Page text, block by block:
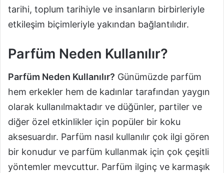
tarihi, toplum tarihiyle ve insanların birbirleriyle
etkileşim biçimleriyle yakından bağlantılıdır.
Parfüm Neden Kullanılır?
Parfüm Neden Kullanılır? Günümüzde parfüm
hem erkekler hem de kadınlar tarafından yaygın
olarak kullanılmaktadır ve düğünler, partiler ve
diğer özel etkinlikler için popüler bir koku
aksesuardır. Parfüm nasıl kullanılır çok ilgi gören
bir konudur ve parfüm kullanmak için çok çeşitli
yöntemler mevcuttur. Parfüm ilginç ve karmaşık